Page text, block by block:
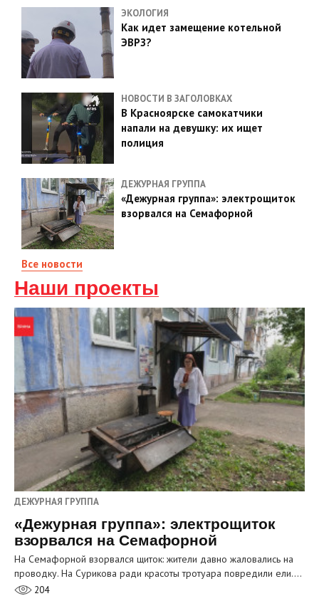
ЭКОЛОГИЯ
Как идет замещение котельной
ЭВРЗ?
НОВОСТИ В ЗАГОЛОВКАХ
В Красноярске самокатчики
напали на девушку: их ищет
полиция
ДЕЖУРНАЯ ГРУППА
«Дежурная группа»: электрощиток
взорвался на Семафорной
Все новости
Наши проекты
ДЕЖУРНАЯ ГРУППА
«Дежурная группа»: электрощиток
взорвался на Семафорной
На Семафорной взорвался щиток: жители давно жаловались на
проводку. На Сурикова ради красоты тротуара повредили ели.…
204